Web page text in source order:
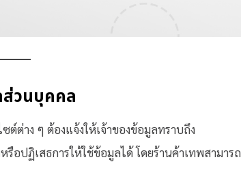
ส่วนบุคคล
ต์ต่าง ๆ ต้องแจ้งให้เจ้าของข้อมูลทราบถึง
อปฏิเสธการให้ใช้ข้อมูลได้ โดยร้านค้าเทพสามารถ